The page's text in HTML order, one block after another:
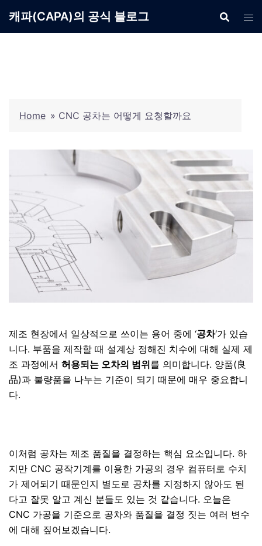
캐파(CAPA)의 공식 블로그
Home » CNC 공차는 어떻게 요청할까요
제조 현장에서 일상적으로 쓰이는 용어 중에 ‘공차‘가 있습
니다. 부품을 제작할 때 설계상 정해진 치수에 대해 실제 제
조 과정에서 허용되는 오차의 범위를 의미합니다. 양품(良
品)과 불량품을 나누는 기준이 되기 때문에 매우 중요합니
다.
이처럼 공차는 제조 품질을 결정하는 핵심 요소입니다. 하
지만 CNC 공작기계를 이용한 가공의 경우 컴퓨터로 수치
가 제어되기 때문인지 별도로 공차를 지정하지 않아도 된
다고 잘못 알고 계신 분들도 있는 것 같습니다. 오늘은
CNC 가공을 기준으로 공차와 품질을 결정 짓는 여러 변수
에 대해 짚어보겠습니다.